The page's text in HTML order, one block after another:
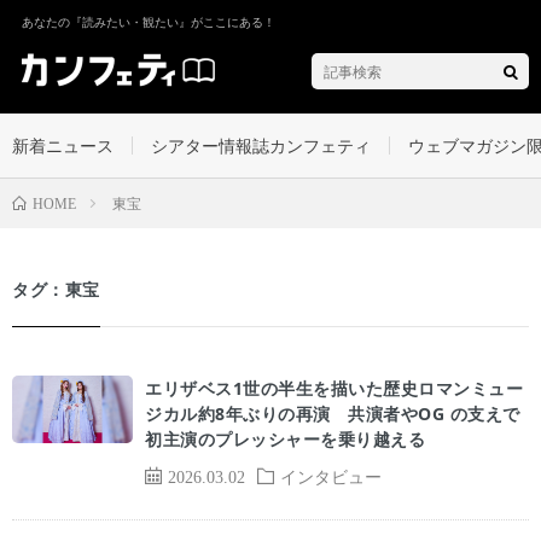
あなたの『読みたい・観たい』がここにある！
新着ニュース シアター情報誌カンフェティ ウェブマガジン
HOME 東宝
タグ：東宝
2026.03.02 インタビュー
エリザベス1世の半生を描いた歴史ロマンミュー
ジカル約8年ぶりの再演 共演者やOG の支えで
初主演のプレッシャーを乗り越える